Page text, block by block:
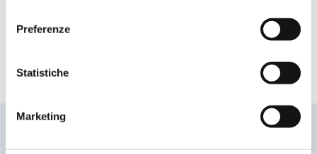
Preferenze
Statistiche
Marketing